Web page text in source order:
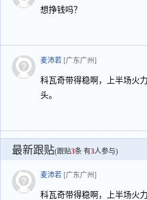
想挣钱吗？
麦沛若 [广东广州]
科瓦奇带得稳啊，上半场火
头。
最新跟贴(跟贴3条 有3人参与)
麦沛若 [广东广州]
科瓦奇带得稳啊，上半场火